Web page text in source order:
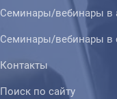
Семинары/вебинары в
Семинары/вебинары в
Контакты
Поиск по сайту